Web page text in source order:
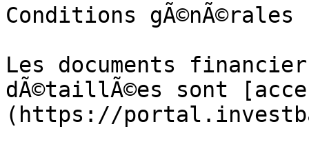
Conditions gÃ©nÃ©rales
Les documents
dÃ©taillÃ©es sont
(https://